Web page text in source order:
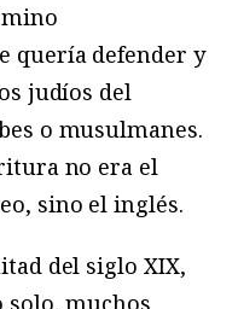
quería defender y
judíos del
o musulmanes.
no era el
sino el inglés.
del siglo XIX,
solo, muchos